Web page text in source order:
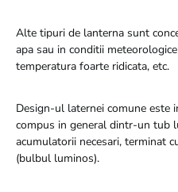
Alte tipuri de lanterna sunt
apa sau in conditii
temperatura foarte ridicata, etc.
Design-ul laternei comune este
compus in general dintr-un tub
acumulatorii necesari, terminat
(bulbul luminos).